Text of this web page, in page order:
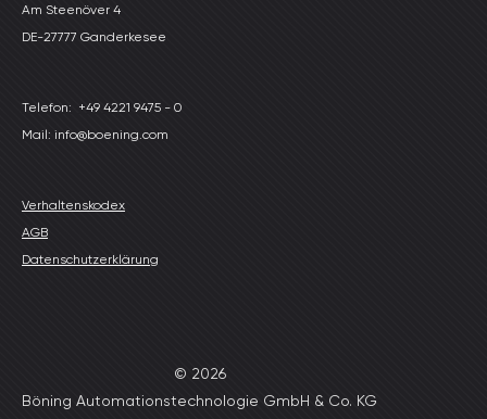
© 2026
Böning Automationstechnologie GmbH & Co. KG
Am Steenöver 4
DE-27777 Ganderkesee
Telefon: +49 4221 9475 - 0
Mail: info@boening.com
Verhaltenskodex
AGB
Datenschutzerklärung